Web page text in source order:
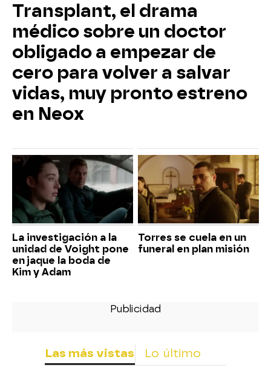
Transplant, el drama
médico sobre un doctor
obligado a empezar de
cero para volver a salvar
vidas, muy pronto estreno
en Neox
La investigación a la
unidad de Voight pone
en jaque la boda de
Kim y Adam
Torres se cuela en un
funeral en plan misión
Las más vistas Lo último